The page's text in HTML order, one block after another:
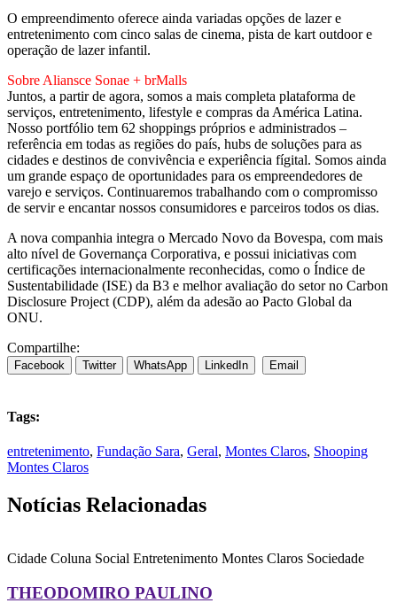
O empreendimento oferece ainda variadas opções de lazer e
entretenimento com cinco salas de cinema, pista de kart outdoor e
operação de lazer infantil.
Sobre Aliansce Sonae + brMalls
Juntos, a partir de agora, somos a mais completa plataforma de
serviços, entretenimento, lifestyle e compras da América Latina.
Nosso portfólio tem 62 shoppings próprios e administrados –
referência em todas as regiões do país, hubs de soluções para as
cidades e destinos de convivência e experiência fígital. Somos ainda
um grande espaço de oportunidades para os empreendedores de
varejo e serviços. Continuaremos trabalhando com o compromisso
de servir e encantar nossos consumidores e parceiros todos os dias.
A nova companhia integra o Mercado Novo da Bovespa, com mais
alto nível de Governança Corporativa, e possui iniciativas com
certificações internacionalmente reconhecidas, como o Índice de
Sustentabilidade (ISE) da B3 e melhor avaliação do setor no Carbon
Disclosure Project (CDP), além da adesão ao Pacto Global da
ONU.
Compartilhe:
Facebook Twitter WhatsApp LinkedIn Email
Tags:
entretenimento, Fundação Sara, Geral, Montes Claros, Shooping
Montes Claros
Notícias Relacionadas
Cidade Coluna Social Entretenimento Montes Claros Sociedade
THEODOMIRO PAULINO